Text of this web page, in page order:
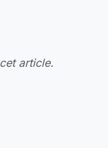
article.